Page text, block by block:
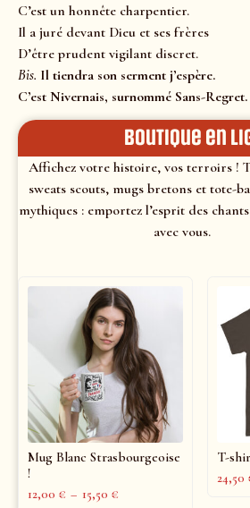
C’est un honnête charpentier.
Il a juré devant Dieu et ses frères
D’être prudent vigilant discret.
Bis. Il tiendra son serment j’espère.
C’est Nivernais, surnommé Sans-Regret.
Boutique en
Affichez votre histoire, vos terroirs !
sweats scouts, mugs bretons et tote-
mythiques : emportez l’esprit des
avec vous.
Mug Blanc Strasbourgeoise
!
12,00 € – 15,50 €
T-
24,50